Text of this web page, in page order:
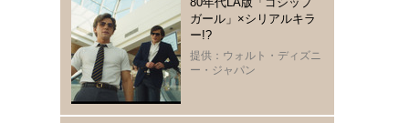
ガール」×シリアルキラ
ー!?
提供：ウォルト・ディズニ
ー・ジャパン